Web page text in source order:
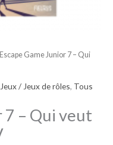
Game Junior 7 – Qui
/ Jeux de rôles, Tous
7 – Qui veut